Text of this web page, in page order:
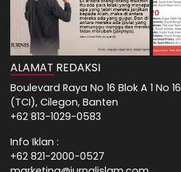
ALAMAT REDAKSI
Boulevard Raya No 16 Blok A 1 No
(TCI), Cilegon, Banten
+62 813-1029-0583
Info Iklan :
+62 821-2000-0527